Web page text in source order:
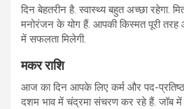
दिन बेहतरीन है. स्वास्थ्य बहुत अच्छा रहेगा.
मनोरंजन के योग हैं. आपकी किस्मत पूरी
में सफलता मिलेगी.
मकर राशि
आज का दिन आपके लिए कर्म और पद-
दशम भाव में चंद्रमा संचरण कर रहे हैं. जॉब में